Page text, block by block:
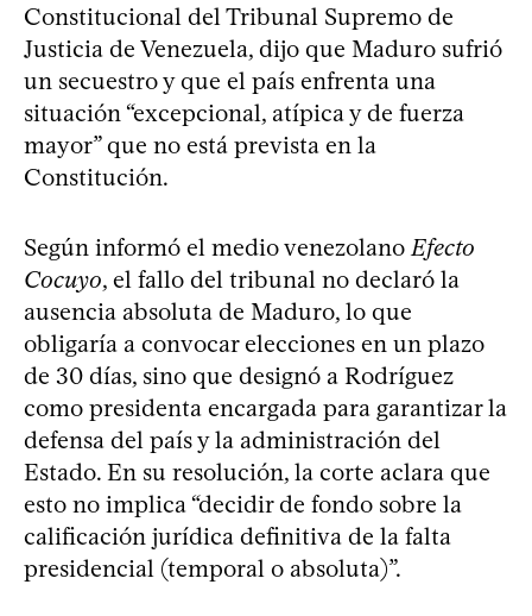
Constitucional del Tribunal Supremo de
Justicia de Venezuela, dijo que Maduro sufrió
un secuestro y que el país enfrenta una
situación “excepcional, atípica y de fuerza
mayor” que no está prevista en la
Constitución.
Según informó el medio venezolano Efecto
Cocuyo, el fallo del tribunal no declaró la
ausencia absoluta de Maduro, lo que
obligaría a convocar elecciones en un plazo
de 30 días, sino que designó a Rodríguez
como presidenta encargada para garantizar la
defensa del país y la administración del
Estado. En su resolución, la corte aclara que
esto no implica “decidir de fondo sobre la
calificación jurídica definitiva de la falta
presidencial (temporal o absoluta)”.